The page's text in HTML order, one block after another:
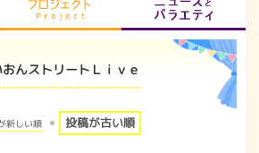
んストリートＬｉｖｅ
新しい順 投稿が古い順